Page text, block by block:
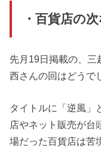
・百貨店の
先月19日掲載の、三
西さんの回はどうで
タイトルに「逆風」
店やネット販売が台
場だった百貨店は苦